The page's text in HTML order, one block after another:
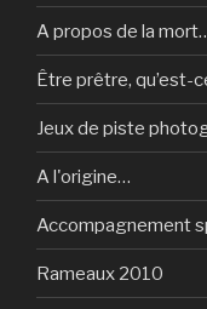
A propos de la
Être prêtre, qu’est-
Jeux de piste
A l'origine…
Accompagnement
Rameaux 2010